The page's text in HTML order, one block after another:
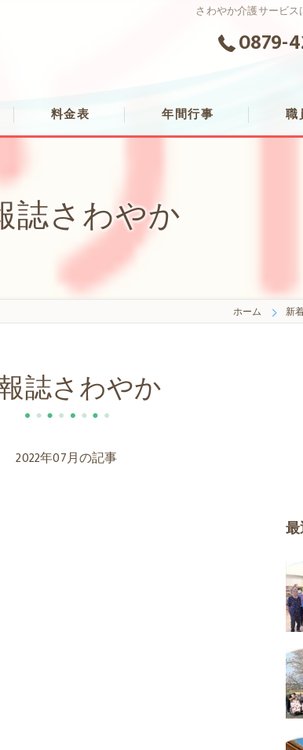
さわやか介護サービス
0879-
わやかホーム
ビリテーションセンター
やかハウス
護ステーション
料金表 年間行事 職
誌さわやか
ホーム 新
誌さわやか
2022年07月の記事